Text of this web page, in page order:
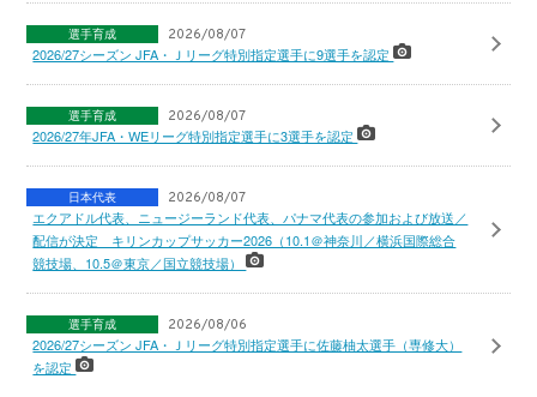
選手育成 2026/08/07
2026/27シーズン JFA・Ｊリーグ特別指定選手に9選手を認定
選手育成 2026/08/07
2026/27年JFA・WEリーグ特別指定選手に3選手を認定
日本代表 2026/08/07
エクアドル代表、ニュージーランド代表、パナマ代表の参加および放送／
配信が決定 キリンカップサッカー2026（10.1＠神奈川／横浜国際総合
競技場、10.5＠東京／国立競技場）
選手育成 2026/08/06
2026/27シーズン JFA・Ｊリーグ特別指定選手に佐藤柚太選手（専修大）
を認定